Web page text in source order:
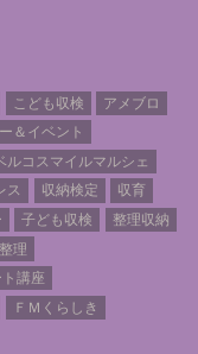
こども収検
アメブロ
＆イベント
ルコスマイルマルシェ
ス 収納検定
収育
子ども収検
整理収納
理
講座
ＦＭくらしき